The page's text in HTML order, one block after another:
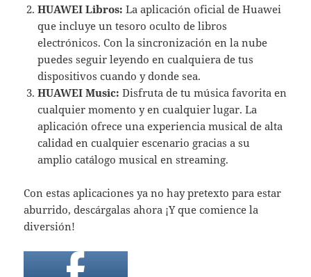
HUAWEI Libros: La aplicación oficial de Huawei
que incluye un tesoro oculto de libros
electrónicos. Con la sincronización en la nube
puedes seguir leyendo en cualquiera de tus
dispositivos cuando y donde sea.
HUAWEI Music: Disfruta de tu música favorita en
cualquier momento y en cualquier lugar. La
aplicación ofrece una experiencia musical de alta
calidad en cualquier escenario gracias a su
amplio catálogo musical en streaming.
Con estas aplicaciones ya no hay pretexto para estar
aburrido, descárgalas ahora ¡Y que comience la
diversión!